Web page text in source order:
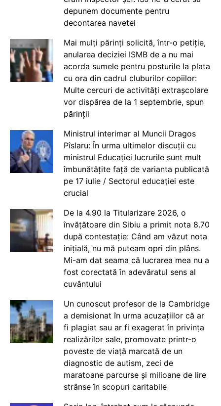
depunem documente pentru
decontarea navetei
Mai mulți părinți solicită, într-o petiție,
anularea deciziei ISMB de a nu mai
acorda sumele pentru posturile la plata
cu ora din cadrul cluburilor copiilor:
Multe cercuri de activități extrașcolare
vor dispărea de la 1 septembrie, spun
părinții
Ministrul interimar al Muncii Dragos
Pîslaru: În urma ultimelor discuții cu
ministrul Educației lucrurile sunt mult
îmbunătățite față de varianta publicată
pe 17 iulie / Sectorul educației este
crucial
De la 4.90 la Titularizare 2026, o
învățătoare din Sibiu a primit nota 8.70
după contestație: Când am văzut nota
inițială, nu mă puteam opri din plâns.
Mi-am dat seama că lucrarea mea nu a
fost corectată în adevăratul sens al
cuvântului
Un cunoscut profesor de la Cambridge
a demisionat în urma acuzațiilor că ar
fi plagiat sau ar fi exagerat în privința
realizărilor sale, promovate printr-o
poveste de viață marcată de un
diagnostic de autism, zeci de
maratoane parcurse și milioane de lire
strânse în scopuri caritabile